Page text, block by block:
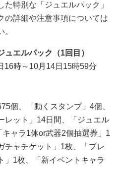
特別な「ジュエルパック」
の詳細や注意事項については
エルパック（1回目）
16時～10月14日15時59分
個、「動くスタンプ」4個、
レット」14日間、「ジュエル
ャラ1体or武器2個抽選券」1
チャチケット」1枚、「プレ
」1枚、「新イベントキャラ